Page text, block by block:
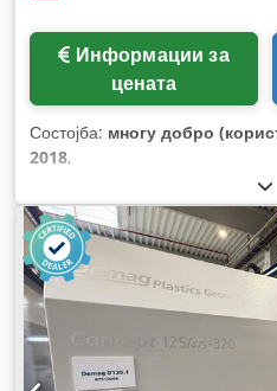
цената
Состојба: многу добро
2018,